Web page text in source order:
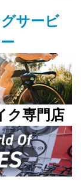
サービ
ク専門店